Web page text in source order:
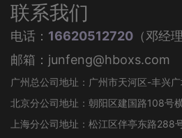
联系我们
电话： 16620512720 （邓经理
邮箱：junfeng@hboxs.com
广州总公司地址：广州市天河区-丰兴
北京分公司地址：朝阳区建国路108号
上海分公司地址：松江区伴亭东路288